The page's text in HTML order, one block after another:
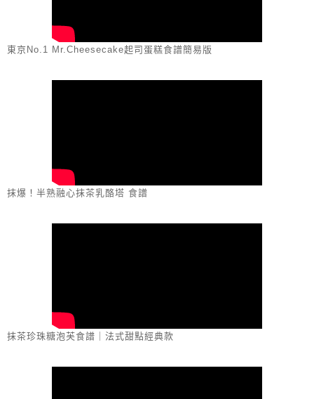
東京No.1 Mr.Cheesecake起司蛋糕食譜簡易版
抹爆！半熟融心抹茶乳酪塔 食譜
抹茶珍珠糖泡芙食譜｜法式甜點經典款